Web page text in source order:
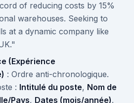
of reducing costs by 15%
warehouses. Seeking to
at a dynamic company like
(Expérience
: Ordre anti-chronologique.
: Intitulé du poste, Nom de
Pays, Dates (mois/année).